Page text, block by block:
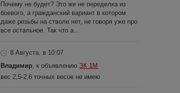
Почему не будет? Это же не переделка из
боевого, а гражданский вариант в котором
даже резьбы на стволе нет, не говоря уже про
все остальное. Так что а...
8 Августа, в 10:07
Владимир , к объявлениюЗК 1М
вес 2,5-2,6 точных весов не имею